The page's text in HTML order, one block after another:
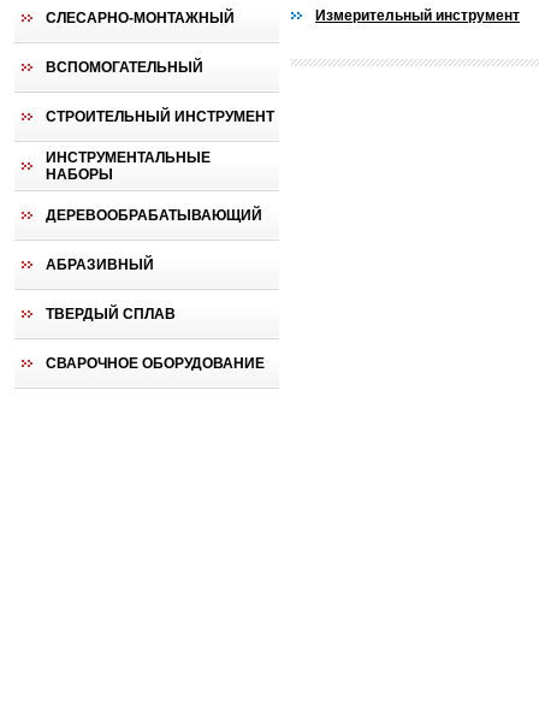
СЛЕСАРНО-МОНТАЖНЫЙ
ВСПОМОГАТЕЛЬНЫЙ
СТРОИТЕЛЬНЫЙ ИНСТРУМЕНТ
ИНСТРУМЕНТАЛЬНЫЕ
НАБОРЫ
ДЕРЕВООБРАБАТЫВАЮЩИЙ
АБРАЗИВНЫЙ
ТВЕРДЫЙ СПЛАВ
СВАРОЧНОЕ ОБОРУДОВАНИЕ
Измерительный инструмент